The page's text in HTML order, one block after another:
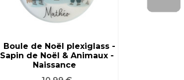
Boule de Noël plexiglass -
Sapin de Noël & Animaux -
Naissance
VOIR LE PRODUIT